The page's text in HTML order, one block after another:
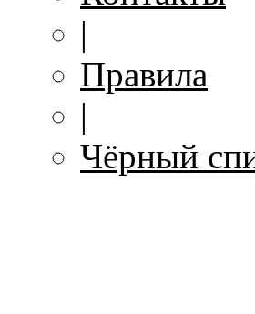
|
Правила
|
Чёрный